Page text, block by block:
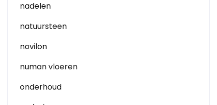
nadelen
natuursteen
novilon
numan vloeren
onderhoud